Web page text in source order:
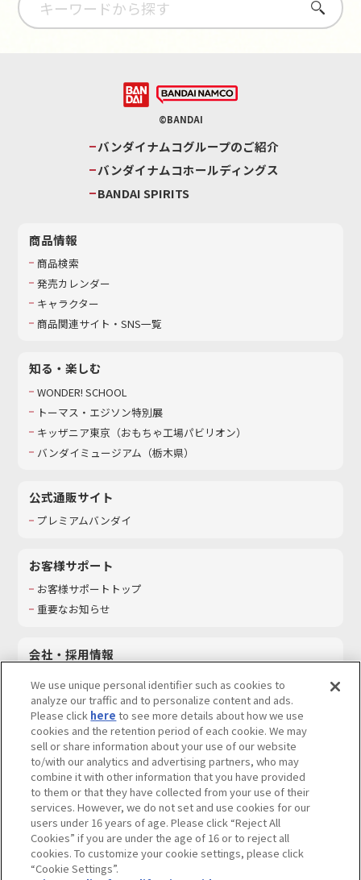
さがす
©BANDAI
バンダイナムコグループのご紹介
バンダイナムコホールディングス
BANDAI SPIRITS
商品情報
商品検索
発売カレンダー
キャラクター
商品関連サイト・SNS一覧
知る・楽しむ
WONDER! SCHOOL
トーマス・エジソン特別展
キッザニア東京（おもちゃ工場パビリオン）​
バンダイミュージアム（栃木県）
公式通販サイト
プレミアムバンダイ
お客様サポート
お客様サポートトップ
重要なお知らせ
会社・採用情報
採用情報
サステナビリティ
お問い合わせ
ウェブサイトご利用条件 ソーシャルメディアポリシー
個人情報及び特定個人情報等の取り扱いに関する保護方針
Do Not Sell or Share My Personal Information著作権・商標について
We use unique personal identifier such as cookies to
analyze our traffic and to personalize content and ads.
Please click here to see more details about how we use
cookies and the retention period of each cookie. We may
sell or share information about your use of our website
to/with our analytics and advertising partners, who may
combine it with other information that you have provided
to them or that they have collected from your use of their
services. However, we do not set and use cookies for our
users under 16 years of age. Please click “Reject All
Cookies” if you are under the age of 16 or to reject all
cookies. To customize your cookie settings, please click
“Cookie Settings”.